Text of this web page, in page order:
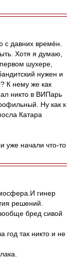
с давних времён.
Хотя я думаю,
шухере,
нужен и
К нему же как
никто в ВИПарь
Ну как к
Катара
уже начали что-то
гинер
решений.
бред сивой
год так никто и не